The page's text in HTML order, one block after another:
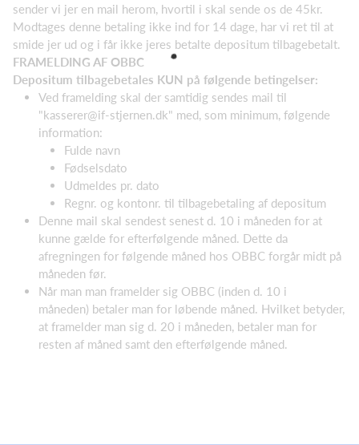
sender vi jer en mail herom, hvortil i skal sende os de 45kr.
Modtages denne betaling ikke ind for 14 dage, har vi ret til at
smide jer ud og i får ikke jeres betalte depositum tilbagebetalt.
FRAMELDING AF OBBC
Depositum tilbagebetales KUN på følgende betingelser:
Ved framelding skal der samtidig sendes mail til
"kasserer@if-stjernen.dk" med, som minimum, følgende
information:
Fulde navn
Fødselsdato
Udmeldes pr. dato
Regnr. og kontonr. til tilbagebetaling af depositum
Denne mail skal sendest senest d. 10 i måneden for at
kunne gælde for efterfølgende måned. Dette da
afregningen for følgende måned hos OBBC forgår midt på
måneden før.
Når man man framelder sig OBBC (inden d. 10 i
måneden) betaler man for løbende måned. Hvilket betyder,
at framelder man sig d. 20 i måneden, betaler man for
resten af måned samt den efterfølgende måned.